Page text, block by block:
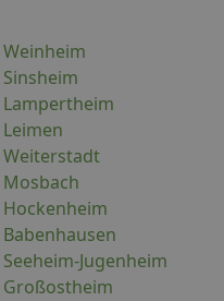
Weinheim
Sinsheim
Lampertheim
Leimen
Weiterstadt
Mosbach
Hockenheim
Babenhausen
Seeheim-Jugenheim
Großostheim